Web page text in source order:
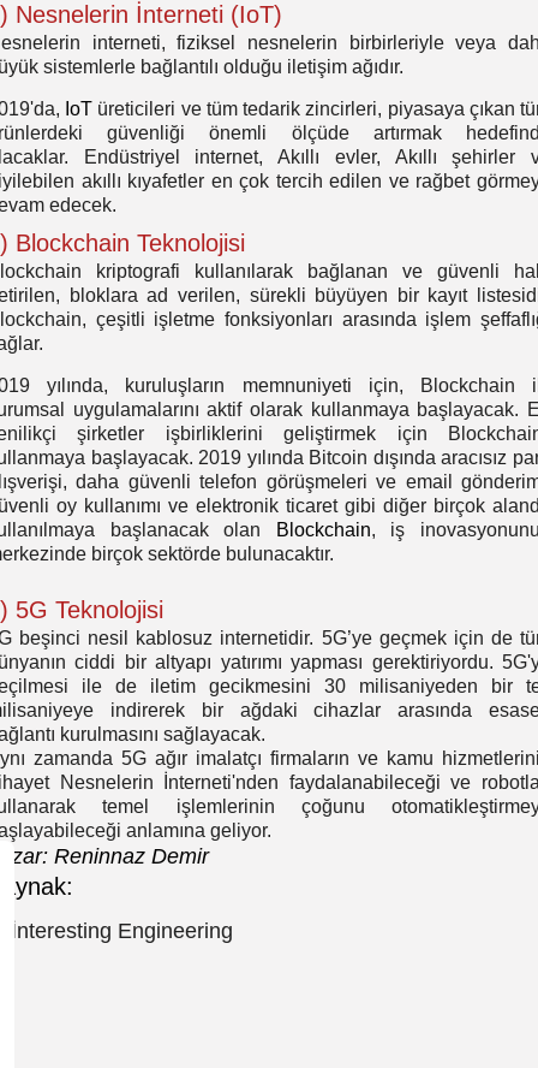
Nesnelerin İnterneti (IoT)
interneti, fiziksel nesnelerin birbirleriyle veya
sistemlerle bağlantılı olduğu iletişim ağıdır.
IoT üreticileri ve tüm tedarik zincirleri, piyasaya çıkan
güvenliği önemli ölçüde artırmak
Endüstriyel internet, Akıllı evler, Akıllı şehirler
akıllı kıyafetler en çok tercih edilen ve rağbet
edecek.
Blockchain Teknolojisi
kriptografi kullanılarak bağlanan ve güvenli
bloklara ad verilen, sürekli büyüyen bir kayıt
çeşitli işletme fonksiyonları arasında işlem
yılında, kuruluşların memnuniyeti için, Blockchain
uygulamalarını aktif olarak kullanmaya başlayacak.
şirketler işbirliklerini geliştirmek için
başlayacak. 2019 yılında Bitcoin dışında aracısız
daha güvenli telefon görüşmeleri ve email
oy kullanımı ve elektronik ticaret gibi diğer birçok
başlanacak olan
Blockchain, iş
birçok sektörde bulunacaktır.
5G Teknolojisi
beşinci nesil kablosuz internetidir. 5G’ye geçmek için de
ciddi bir altyapı yatırımı yapması gerektiriyordu.
ile de iletim gecikmesini 30 milisaniyeden bir
indirerek bir ağdaki cihazlar arasında
kurulmasını sağlayacak.
zamanda 5G ağır imalatçı firmaların ve kamu
Nesnelerin İnterneti'nden faydalanabileceği ve
temel işlemlerinin çoğunu
anlamına geliyor.
Reninnaz Demir
İnteresting Engineering